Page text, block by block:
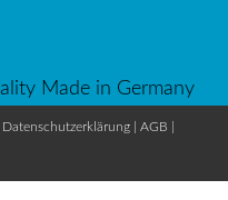
Datenschutzerklärung AGB